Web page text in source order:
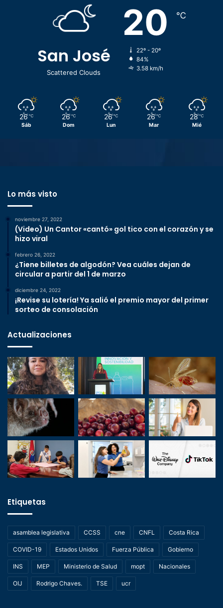
San José
Scattered Clouds
20 ℃
22º - 20º
84%
3.58 km/h
26 ℃
Sáb
26 ℃
Dom
26 ℃
Lun
26 ℃
Mar
28 ℃
Mié
Lo más visto
noviembre 27, 2022
(Video) Un Cantor «cantó» gol tico con el corazón y se
hizo viral
febrero 26, 2022
¿Tiene billetes de algodón? Vea cuáles dejan de
circular a partir del 1 de marzo
diciembre 24, 2022
¡Revise su lotería! Ya salió el premio mayor del primer
sorteo de consolación
Actualizaciones
Etiquetas
asamblea legislativa CCSS cne CNFL Costa Rica
COVID-19 Estados Unidos Fuerza Pública Gobierno
INS MEP Ministerio de Salud mopt Nacionales
OIJ Rodrigo Chaves. TSE ucr